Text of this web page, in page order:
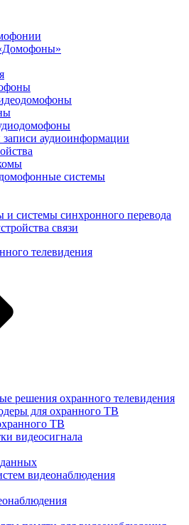
аудиоинформации
системы
и системы синхронного перевода
связи
телевидения
решения охранного телевидения
для охранного ТВ
ТВ
видеосигнала
видеонаблюдения